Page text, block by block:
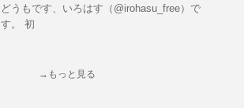
どうもです、いろはす（@irohasu_free）で
す。 初
→もっと見る